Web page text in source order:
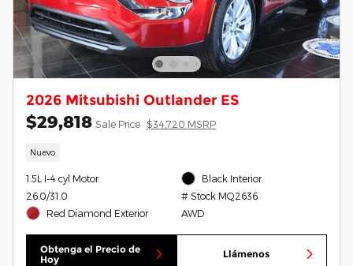
2026 Mitsubishi Outlander ES
$29,818 Sale Price $34,720 MSRP
Nuevo
1.5L I-4 cyl Motor
26.0/31.0
Red Diamond Exterior
Black Interior
# Stock MQ2636
AWD
Obtenga el Precio de
Hoy
Llámenos